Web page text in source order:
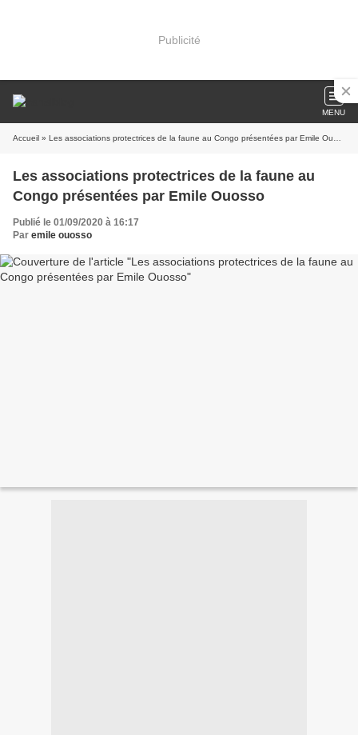
Publicité
MENU
Accueil » Les associations protectrices de la faune au Congo présentées par Emile Ouosso
Les associations protectrices de la faune au
Congo présentées par Emile Ouosso
Publié le 01/09/2020 à 16:17
Par emile ouosso